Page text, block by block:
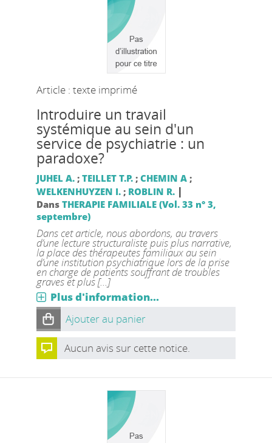
Article : texte imprimé
Introduire un travail
systémique au sein d'un
service de psychiatrie : un
paradoxe?
JUHEL A.; TEILLET T.P.; CHEMIN A;
WELKENHUYZEN I.; ROBLIN R. |
Dans THERAPIE FAMILIALE (Vol. 33 n° 3,
septembre)
Dans cet article, nous abordons, au travers
d’une lecture structuraliste puis plus narrative,
la place des thérapeutes familiaux au sein
d’une institution psychiatrique lors de la prise
en charge de patients souffrant de troubles
graves et plus [...]
Plus d'information...
Ajouter au panier
Aucun avis sur cette notice.